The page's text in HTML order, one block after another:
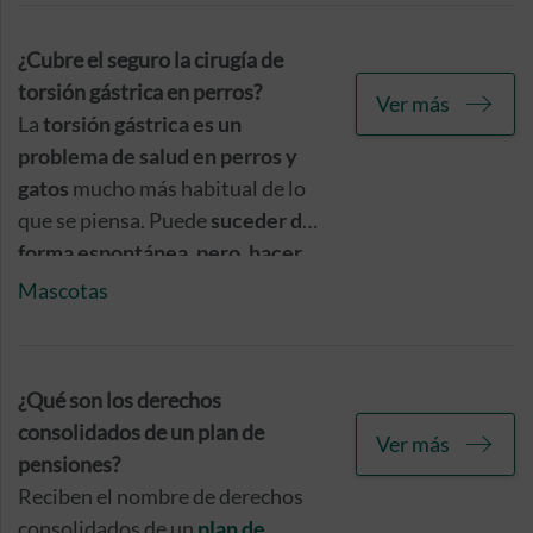
¿Cubre el seguro la cirugía de
torsión gástrica en perros?
Latorsión gástrica es un
problema de salud en perros y
gatos mucho más habitual de lo
que se piensa. Puedesuceder de
forma espontánea, pero, hacer
ejercicio después de haber
de gases hace que el estómago se
dilate y gire sobre sí mismo,
impidiendo el paso de alimentos,
gases y comida, lo que puede
Mascotas
Ver más
¿Qué son los derechos
consolidados de un plan de
pensiones?
Reciben el nombre de derechos
Ver más